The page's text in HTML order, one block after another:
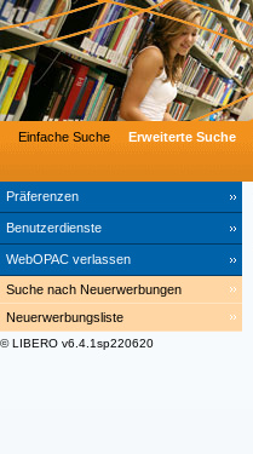
Präferenzen
Benutzerdienste
WebOPAC verlassen
Einfache Suche Erweiterte Suche
Suche nach Neuerwerbungen
Neuerwerbungsliste
© LIBERO v6.4.1sp220620